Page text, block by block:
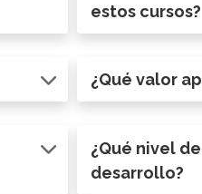
estos cursos?
¿Qué valor
¿Qué nivel
desarrollo?